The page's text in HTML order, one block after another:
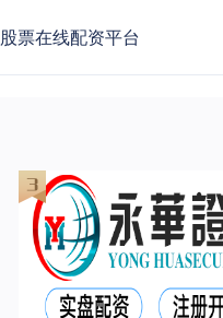
股票在线配资平台